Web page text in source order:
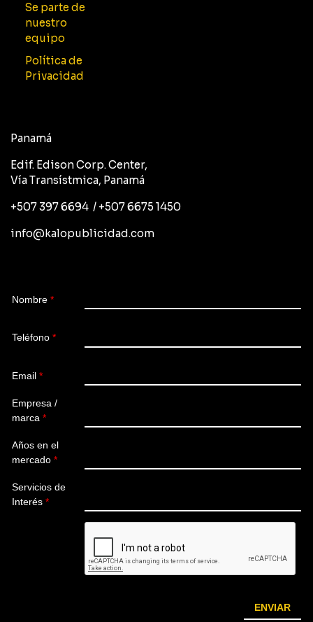
Se parte de
nuestro
equipo
Política de
Privacidad
Panamá
Edif. Edison Corp. Center,
Vía Transístmica, Panamá
+507 397 6694 / +507 6675 1450
info@kalopublicidad.com